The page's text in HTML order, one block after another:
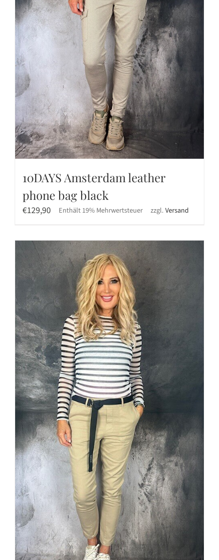
10DAYS Amsterdam leather
phone bag black
€129,90 Enthält 19% Mehrwertsteuer zzgl.Versand